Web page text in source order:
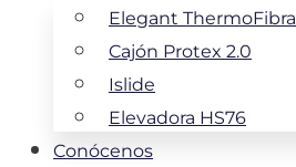
Elegant ThermoFibra
Cajón Protex 2.0
Islide
Elevadora HS76
Conócenos